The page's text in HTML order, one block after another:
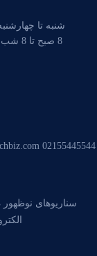
شنبه تا
8 صبح تا 8 شب
02155445544
سناریوهای